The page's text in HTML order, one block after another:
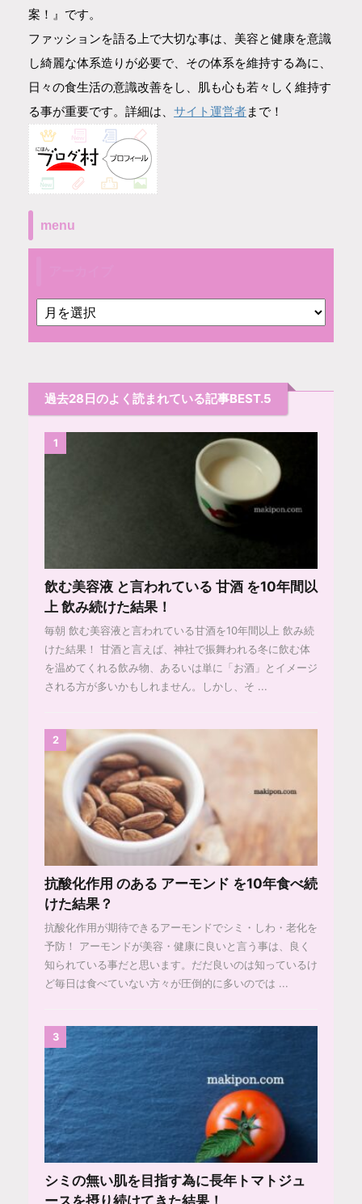
案！』です。
ファッションを語る上で大切な事は、美容と健康を意識
し綺麗な体系造りが必要で、その体系を維持する為に、
日々の食生活の意識改善をし、肌も心も若々しく維持す
る事が重要です。詳細は、 サイト運営者まで！
menu
過去28日のよく読まれている記事BEST.5
1
飲む美容液 と言われている 甘酒 を10年間以
上 飲み続けた結果！
毎朝 飲む美容液と言われている甘酒を10年間以上 飲み続
けた結果！ 甘酒と言えば、神社で振舞われる冬に飲む体
を温めてくれる飲み物、あるいは単に「お酒」とイメージ
される方が多いかもしれません。しかし、そ ...
2
抗酸化作用 のある アーモンド を10年食べ続
けた結果？
抗酸化作用が期待できるアーモンドでシミ・しわ・老化を
予防！ アーモンドが美容・健康に良いと言う事は、良く
知られている事だと思います。だだ良いのは知っているけ
ど毎日は食べていない方々が圧倒的に多いのでは ...
3
シミの無い肌を目指す為に長年トマトジュ
ースを摂り続けてきた結果！